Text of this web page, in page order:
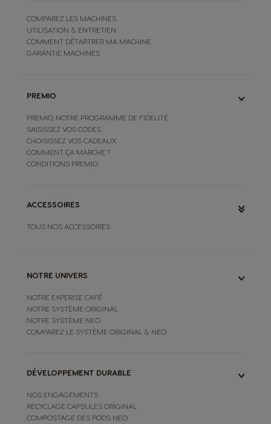
COMPAREZ LES MACHINES
UTILISATION & ENTRETIEN
COMMENT DÉTARTRER MA MACHINE
GARANTIE MACHINES
PREMIO
PREMIO, NOTRE PROGRAMME DE FIDELITÉ
SAISISSEZ VOS CODES
CHOISISSEZ VOS CADEAUX
COMMENT ÇA MARCHE ?
CONDITIONS PREMIO
ACCESSOIRES
TOUS NOS ACCESSOIRES
NOTRE UNIVERS
NOTRE EXPERISE CAFÉ
NOTRE SYSTÈME ORIGINAL
NOTRE SYSTÈME NEO
COMPAREZ LE SYSTÈME ORIGINAL & NEO
DÉVELOPPEMENT DURABLE
NOS ENGAGEMENTS
RECYCLAGE CAPSULES ORIGINAL
COMPOSTAGE DES PODS NEO